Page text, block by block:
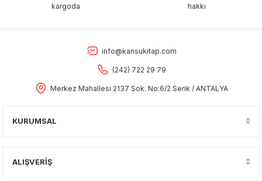
kargoda
hakkı
info@kansukitap.com
(242) 722 29 79
Merkez Mahallesi 2137 Sok. No:6/2 Serik / ANTALYA
KURUMSAL
ALIŞVERİŞ